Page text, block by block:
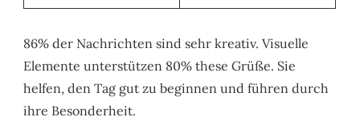
86% der Nachrichten sind sehr kreativ. Visuelle
Elemente unterstützen 80% these Grüße. Sie
helfen, den Tag gut zu beginnen und führen durch
ihre Besonderheit.